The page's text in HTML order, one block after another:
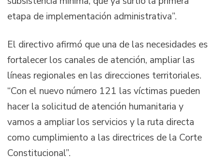
etapa de implementación administrativa”.
El directivo afirmó que una de las necesidades es
fortalecer los canales de atención, ampliar las
líneas regionales en las direcciones territoriales.
“Con el nuevo número 121 las víctimas pueden
hacer la solicitud de atención humanitaria y
vamos a ampliar los servicios y la ruta directa
como cumplimiento a las directrices de la Corte
Constitucional”.